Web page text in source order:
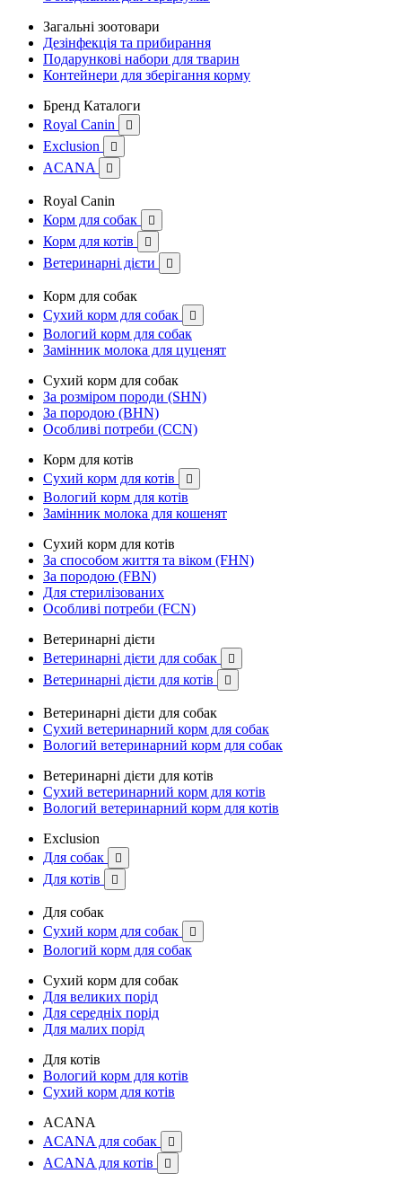
Загальні зоотовари
Дезінфекція та прибирання
Подарункові набори для тварин
Контейнери для зберігання корму
Бренд Каталоги
Royal Canin

Exclusion 
ACANA 
Royal Canin
Корм для собак

Корм для котів 
Ветеринарні дієти 
Корм для собак
Сухий корм для собак

Вологий корм для собак
Замінник молока для цуценят
Сухий корм для собак
За розміром породи (SHN)
За породою (BHN)
Особливі потреби (CCN)
Корм для котів
Сухий корм для котів

Вологий корм для котів
Замінник молока для кошенят
Сухий корм для котів
За способом життя та віком (FHN)
За породою (FBN)
Для стерилізованих
Особливі потреби (FCN)
Ветеринарні дієти
Ветеринарні дієти для собак

Ветеринарні дієти для котів 
Ветеринарні дієти для собак
Сухий ветеринарний корм для собак
Вологий ветеринарний корм для собак
Ветеринарні дієти для котів
Сухий ветеринарний корм для котів
Вологий ветеринарний корм для котів
Exclusion
Для собак

Для котів 
Для собак
Сухий корм для собак

Вологий корм для собак
Сухий корм для собак
Для великих порід
Для середніх порід
Для малих порід
Для котів
Вологий корм для котів
Сухий корм для котів
ACANA
ACANA для собак

ACANA для котів 